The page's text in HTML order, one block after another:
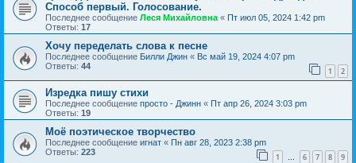
Способ первый. Голосование.
Последнее сообщение Леся Михайловна « Пт июл 05, 2024 1:42 pm
Ответы: 17
Хочу переделать слова к песне
Последнее сообщение Билли Джин « Вс май 19, 2024 4:07 pm
Ответы: 44 1 2
Изредка пишу стихи
Последнее сообщение просто - Джинн « Пт апр 26, 2024 3:03 pm
Ответы: 19
Моё поэтическое творчество
Последнее сообщение игнат « Пн авг 28, 2023 2:38 pm
Ответы: 223 1 … 6 7 8 9